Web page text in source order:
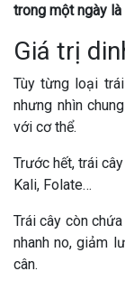
trong một ngày là
Giá trị
Tùy từng loại
nhưng nhìn
với cơ thể.
Trước hết, trái
Kali, Folate…
Trái cây còn
nhanh no, giảm
cân.